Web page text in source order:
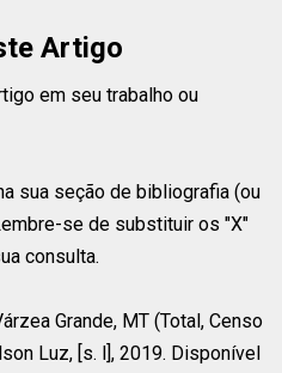
Artigo
em seu trabalho ou
sua seção de bibliografia (ou
se de substituir os "X"
consulta.
Grande, MT (Total, Censo
Luz, [s. l], 2019. Disponível